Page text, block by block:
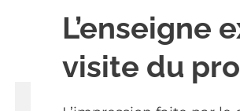
L’enseigne
visite du